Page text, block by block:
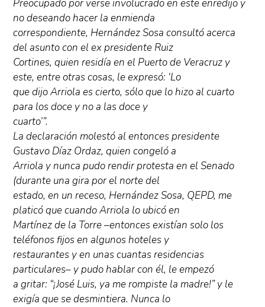
Preocupado por verse involucrado en este enredijo y
no deseando hacer la enmienda
correspondiente, Hernández Sosa consultó acerca
del asunto con el ex presidente Ruiz
Cortines, quien residía en el Puerto de Veracruz y
este, entre otras cosas, le expresó: ‘Lo
que dijo Arriola es cierto, sólo que lo hizo al cuarto
para los doce y no a las doce y
cuarto’”.
La declaración molestó al entonces presidente
Gustavo Díaz Ordaz, quien congeló a
Arriola y nunca pudo rendir protesta en el Senado
(durante una gira por el norte del
estado, en un receso, Hernández Sosa, QEPD, me
platicó que cuando Arriola lo ubicó en
Martínez de la Torre –entonces existían solo los
teléfonos fijos en algunos hoteles y
restaurantes y en unas cuantas residencias
particulares– y pudo hablar con él, le empezó
a gritar: “¡José Luis, ya me rompiste la madre!” y le
exigía que se desmintiera. Nunca lo